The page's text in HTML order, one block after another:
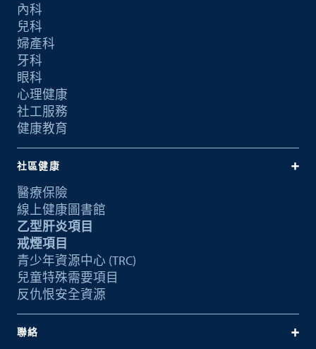
內科
兒科
婦產科
牙科
眼科
心理健康
社工服務
健康教育
社區健康
醫療保險
線上健康圖書館
乙型肝炎項目
戒煙項目
青少年資源中心 (TRC)
兒童特殊需要項目
反仇恨安全資源
聯絡